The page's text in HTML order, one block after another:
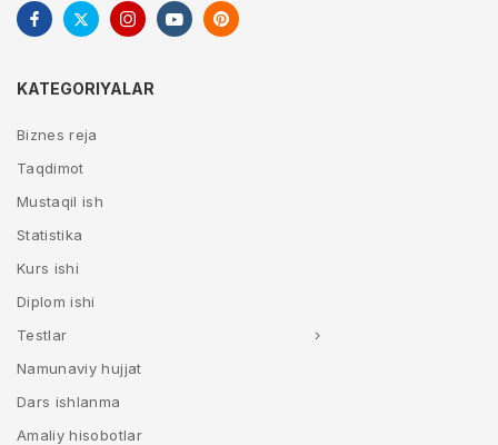
KATEGORIYALAR
Biznes reja
Taqdimot
Mustaqil ish
Statistika
Kurs ishi
Diplom ishi
Testlar
Namunaviy hujjat
Dars ishlanma
Amaliy hisobotlar